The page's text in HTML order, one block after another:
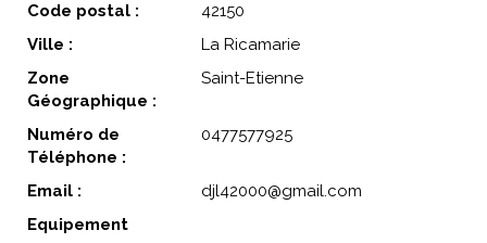
Code postal :
42150
Ville :
La Ricamarie
Zone
Géographique :
Saint-Etienne
Numéro de
Téléphone :
0477577925
Email :
djl42000@gmail.com
Equipement